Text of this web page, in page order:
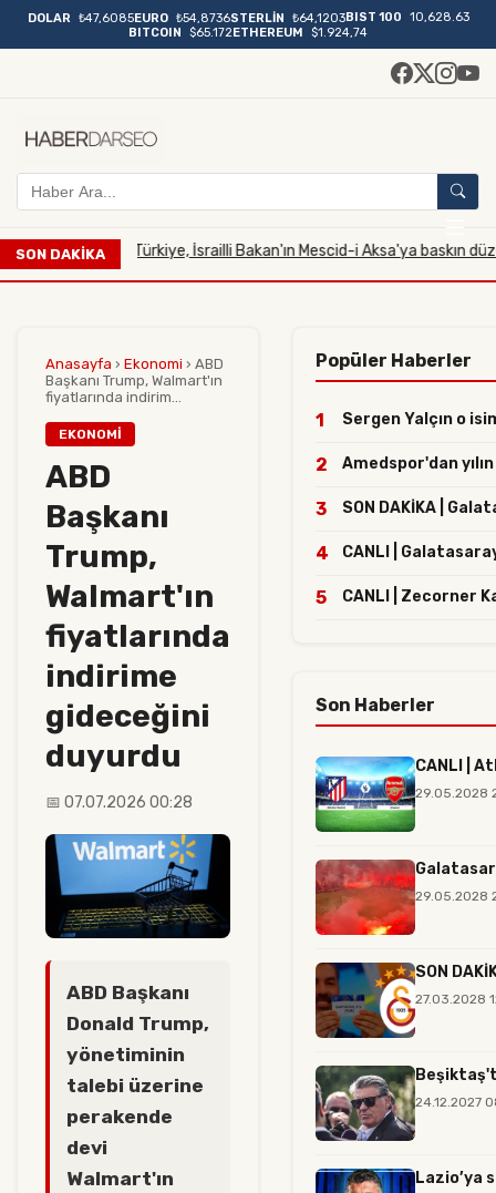
DOLAR ₺47,6085EURO ₺54,8736STERLİN ₺64,1203BIST 100
10,628.63
BITCOIN
$65.172ETHEREUM $1.924,74
SON DAKİKA
19:56Türkiye, İsrailli Bakan'ın Mescid-i Aksa'ya baskın
Anasayfa › Ekonomi › ABD
Başkanı Trump, Walmart'ın
fiyatlarında indirim...
EKONOMI
ABD
Başkanı
Trump,
Walmart'ın
fiyatlarında
indirime
gideceğini
duyurdu
📅 07.07.2026 00:28
ABD Başkanı
Donald Trump,
yönetiminin
talebi üzerine
perakende
devi
Walmart'ın
Popüler Haberler
1 Sergen Yalçın o
2 Amedspor'dan
3 SON DAKİKA |
4 CANLI |
5 CANLI | Zecorner
Son Haberler
CANLI |
29.05.2028
29.05.2028
SON
27.03.2028
24.12.2027
Lazio’ya